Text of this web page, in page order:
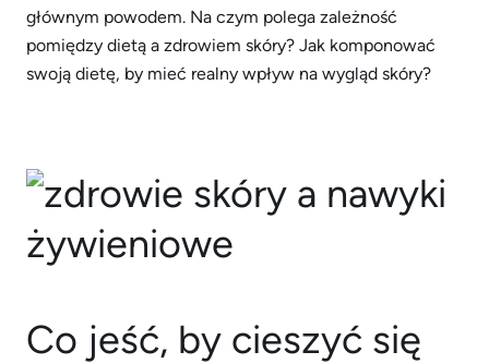
głównym powodem. Na czym polega zależność
pomiędzy dietą a zdrowiem skóry? Jak komponować
swoją dietę, by mieć realny wpływ na wygląd skóry?
Co jeść, by cieszyć się